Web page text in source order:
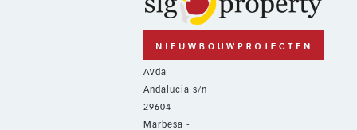
Avda
Andalucía s/n
29604
Marbesa -